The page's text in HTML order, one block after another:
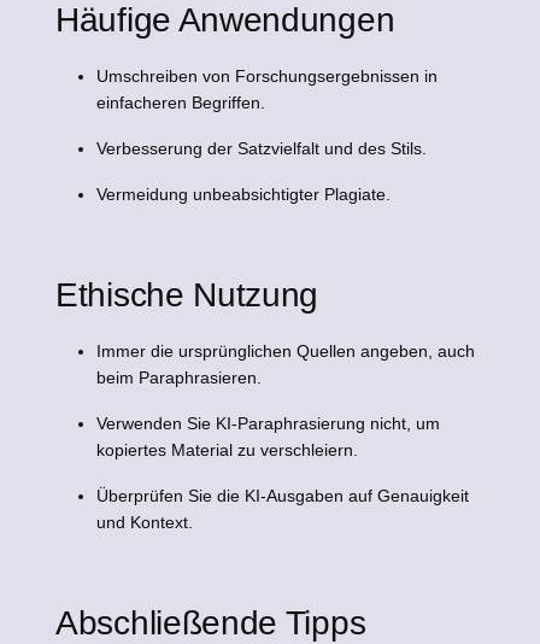
Häufige Anwendungen
Umschreiben von Forschungsergebnissen in
einfacheren Begriffen.
Verbesserung der Satzvielfalt und des Stils.
Vermeidung unbeabsichtigter Plagiate.
Ethische Nutzung
Immer die ursprünglichen Quellen angeben, auch
beim Paraphrasieren.
Verwenden Sie KI-Paraphrasierung nicht, um
kopiertes Material zu verschleiern.
Überprüfen Sie die KI-Ausgaben auf Genauigkeit
und Kontext.
Abschließende Tipps